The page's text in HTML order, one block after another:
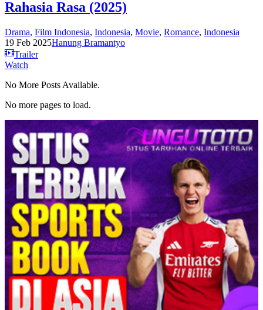
Rahasia Rasa (2025)
Drama, Film Indonesia, Indonesia, Movie, Romance, Indonesia
19 Feb 2025Hanung Bramantyo
Trailer
Watch
No More Posts Available.
No more pages to load.